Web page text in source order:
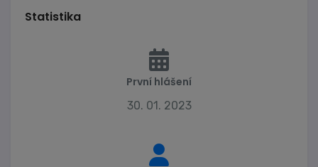
Statistika
První hlášení
30. 01. 2023